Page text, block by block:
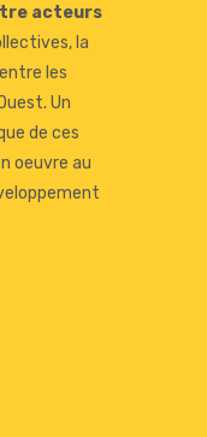
acteurs
la
les
Un
de ces
oeuvre au